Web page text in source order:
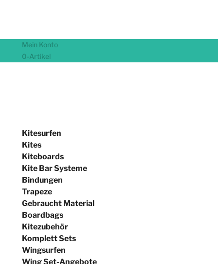
Mein Konto
0-Artikel
Kitesurfen
Kites
Kiteboards
Kite Bar Systeme
Bindungen
Trapeze
Gebraucht Material
Boardbags
Kitezubehör
Komplett Sets
Wingsurfen
Wing Set-Angebote